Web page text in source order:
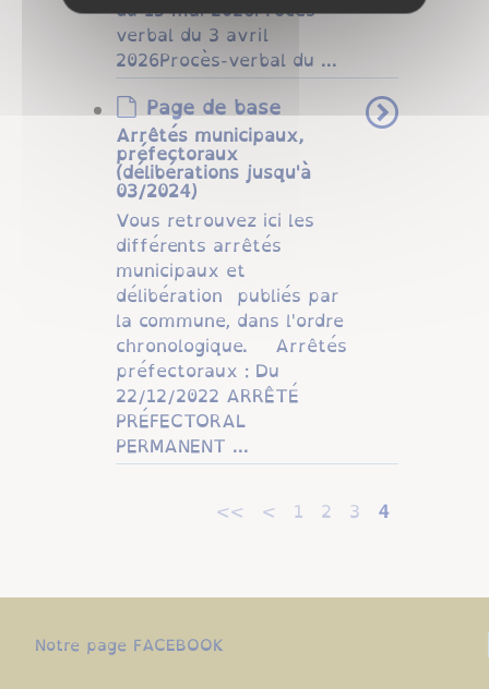
du 15 mai 2026Procès-
verbal du 3 avril
2026Procès-verbal du ...
Page de base
Arrêtés municipaux,
préfectoraux
(délibérations jusqu'à
03/2024)
Vous retrouvez ici les
différents arrêtés
municipaux et
délibération publiés par
la commune, dans l'ordre
chronologique. Arrêtés
préfectoraux : Du
22/12/2022 ARRÊTÉ
PRÉFECTORAL
PERMANENT ...
<< < 1 2 3 4
Notre page FACEBOOK